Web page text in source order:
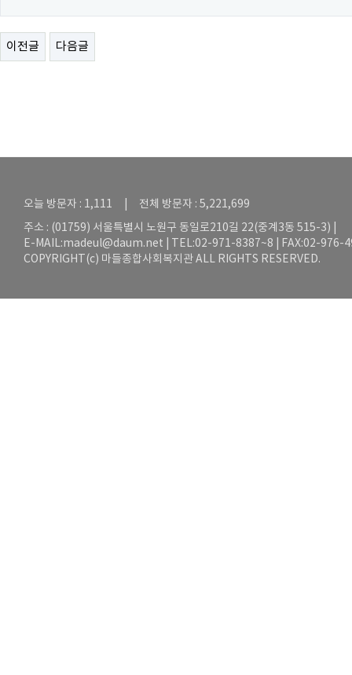
이전글 다음글
오늘 방문자 : 1,111 | 전체 방문자 : 5,221,699
주소 : (01759) 서울특별시 노원구 동일로210길 22(중계3동 515-3) |
E-MAIL:madeul@daum.net | TEL:02-971-8387~8 | FAX:02-976-
COPYRIGHT(c) 마들종합사회복지관 ALL RIGHTS RESERVED.